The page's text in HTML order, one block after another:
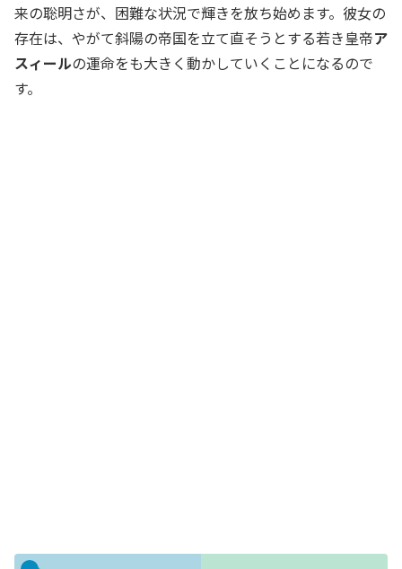
来の聡明さが、困難な状況で輝きを放ち始めます。彼女の
存在は、やがて斜陽の帝国を立て直そうとする若き皇帝ア
スィールの運命をも大きく動かしていくことになるので
す。